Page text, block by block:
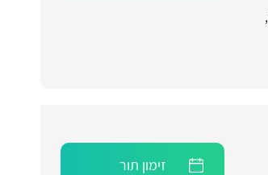
,
זימון תור